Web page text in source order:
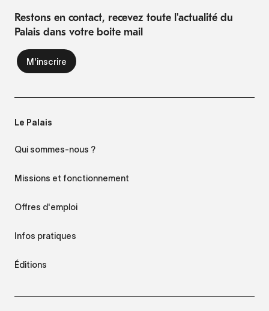
Restons en contact, recevez toute l'actualité du
Palais dans votre boite mail
Le Palais
Qui sommes-nous ?
Missions et fonctionnement
Offres d'emploi
Infos pratiques
Éditions